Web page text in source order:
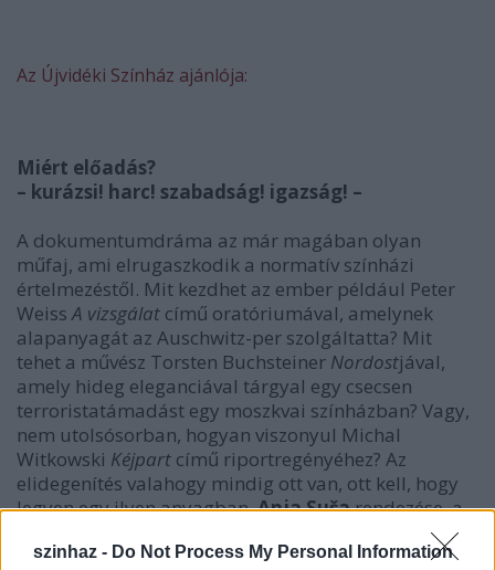
szinhaz - Do Not Process My Personal Information
Az Újvidéki Színház ajánlója:
Miért előadás?
– kurázsi! harc! szabadság! igazság! –
A dokumentumdráma az már magában olyan
műfaj, ami elrugaszkodik a normatív színházi
értelmezéstől. Mit kezdhet az ember például Peter
WeissA vizsgálat című oratóriumával, amelynek
alapanyagát az Auschwitz-per szolgáltatta? Mit
tehet a művész Torsten Buchsteiner Nordostjával,
amely hideg eleganciával tárgyal egy csecsen
terroristatámadást egy moszkvai színházban? Vagy,
nem utolsósorban, hogyan viszonyul Michal
Witkowski Kéjpart című riportregényéhez? Az
elidegenítés valahogy mindig ott van, ott kell, hogy
legyen egy ilyen anyagban.Anja Sušarendezése, a
ezt a Verfremmdungot viszi tökéjre: előadása
nem is igazán előadás. Felolvasás.